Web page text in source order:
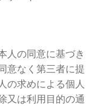
人の同意に基づき
意なく第三者に提
の求めによる個人
又は利用目的の通